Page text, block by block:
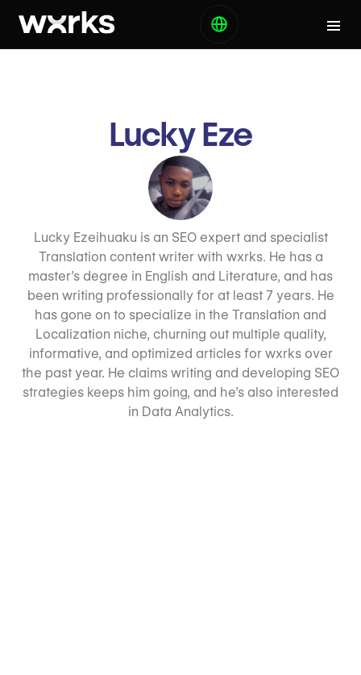
Lucky Eze
Lucky Ezeihuaku is an SEO expert and specialist
Translation content writer with wxrks. He has a
master’s degree in English and Literature, and has
been writing professionally for at least 7 years. He
has gone on to specialize in the Translation and
Localization niche, churning out multiple quality,
informative, and optimized articles for wxrks over
the past year. He claims writing and developing SEO
strategies keeps him going, and he’s also interested
in Data Analytics.